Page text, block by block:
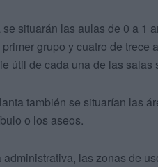
situarán las aulas de 0 a 1
grupo y cuatro de
útil de cada una de las
también se situarían las
o los aseos.
las zonas de